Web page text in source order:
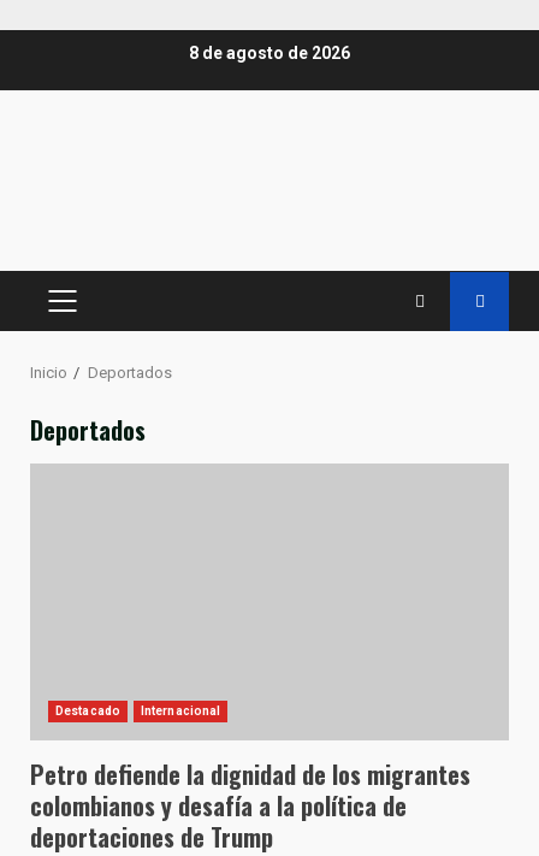
8 de agosto de 2026
MENÚ
Inicio Deportados
Deportados
Destacado Internacional
Petro defiende la dignidad de los migrantes
colombianos y desafía a la política de
deportaciones de Trump